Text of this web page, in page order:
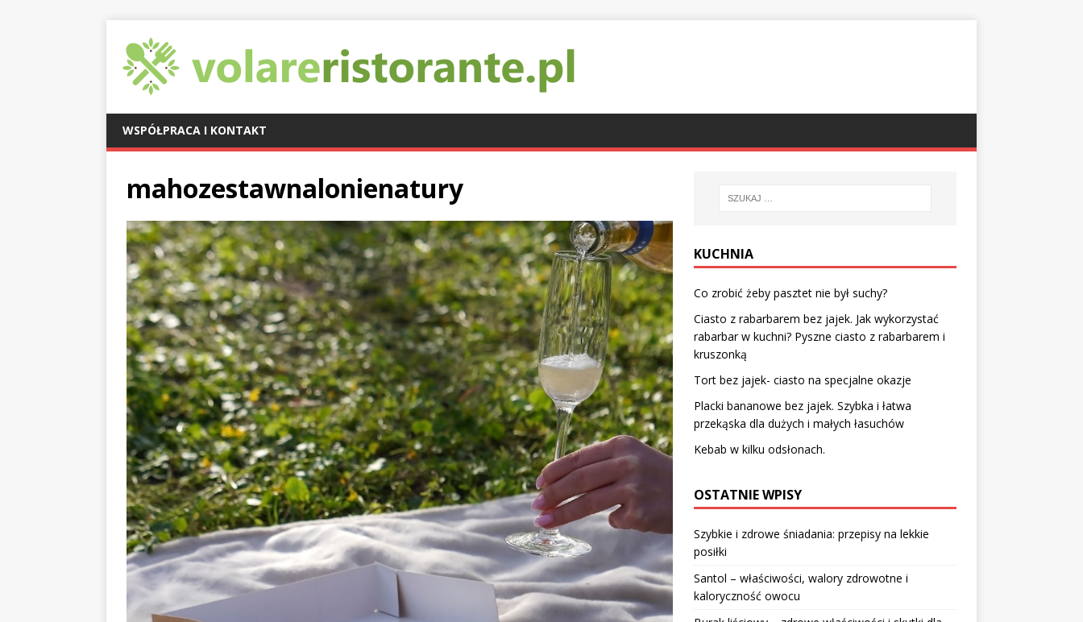
WSPÓŁPRACA I KONTAKT
mahozestawnalonienatury
KUCHNIA
Co zrobić żeby pasztet nie był suchy?
Ciasto z rabarbarem bez jajek. Jak wykorzystać
rabarbar w kuchni? Pyszne ciasto z rabarbarem i
kruszonką
Tort bez jajek- ciasto na specjalne okazje
Placki bananowe bez jajek. Szybka i łatwa
przekąska dla dużych i małych łasuchów
Kebab w kilku odsłonach.
OSTATNIE WPISY
Szybkie i zdrowe śniadania: przepisy na lekkie
posiłki
Santol – właściwości, walory zdrowotne i
kaloryczność owocu